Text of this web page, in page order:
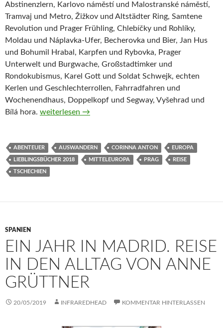
Abstinenzlern, Karlovo náměstí und Malostranské náměstí,
Tramvaj und Metro, Žižkov und Altstädter Ring, Samtene
Revolution und Prager Frühling, Chlebíčky und Rohlíky,
Moldau und Náplavka-Ufer, Becherovka und Bier, Jan Hus
und Bohumil Hrabal, Karpfen und Rybovka, Prager
Unterwelt und Burgwache, Großstadtimker und
Rondokubismus, Karel Gott und Soldat Schwejk, echten
Kerlen und Geschlechterrollen, Fahrradfahren und
Wochenendhaus, Doppelkopf und Segway, Vyšehrad und
Bílá hora. Ein Jahr in Prag von Corinna Anton
weiterlesen →
ABENTEUER AUSWANDERN CORINNA ANTON EUROPA
LIEBLINGSBÜCHER 2018 MITTELEUROPA PRAG REISE
TSCHECHIEN
SPANIEN
EIN JAHR IN MADRID. REISE
IN DEN ALLTAG VON ANNE
GRÜTTNER
20/05/2019 INFRAREDHEAD KOMMENTAR HINTERLASSEN